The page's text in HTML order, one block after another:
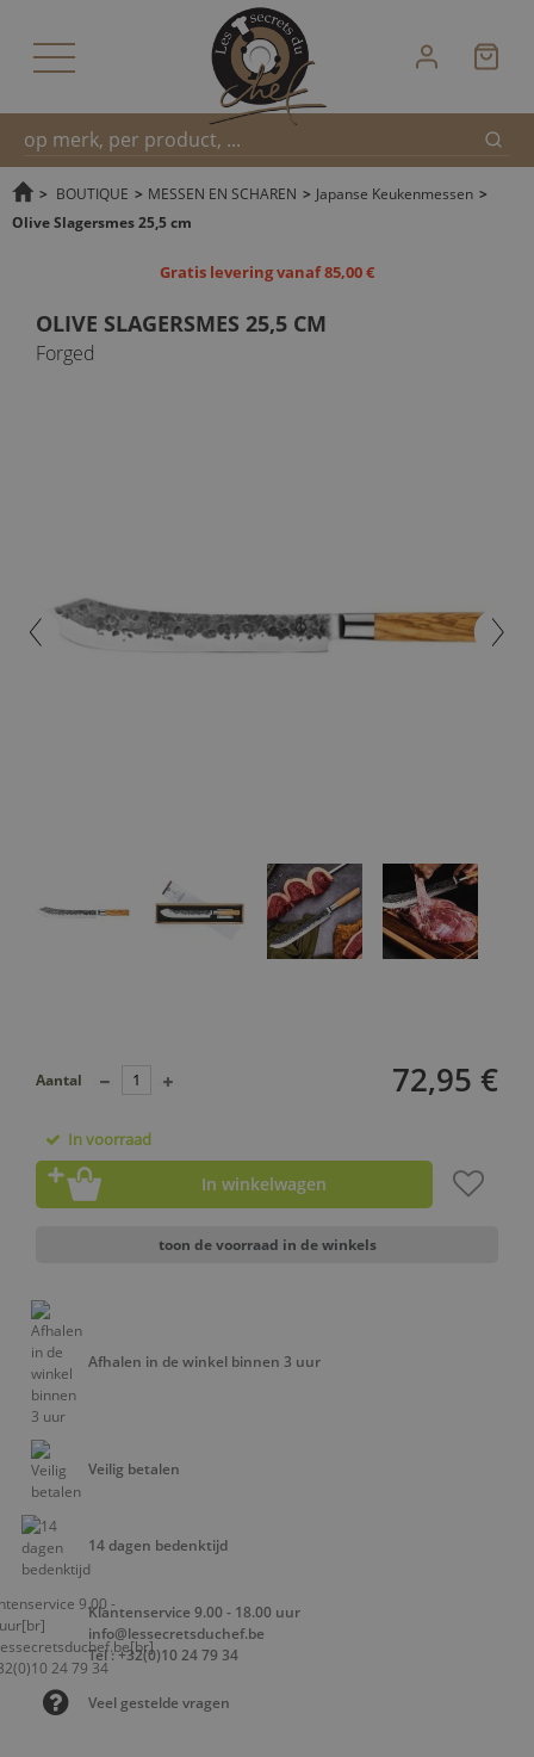
Snel
> BOUTIQUE > MESSEN EN SCHAREN > Japanse Keukenmessen >
Olive Slagersmes 25,5 cm
Gratis levering vanaf 85,00 €
OLIVE SLAGERSMES 25,5 CM
Forged
72,95 €
Aantal
In voorraad
In winkelwagen
toon de voorraad in de winkels
Afhalen in de winkel binnen 3 uur
Veilig betalen
14 dagen bedenktijd
Klantenservice 9.00 - 18.00 uur
info@lessecretsduchef.be
Tel : +32(0)10 24 79 34
Veel gestelde vragen